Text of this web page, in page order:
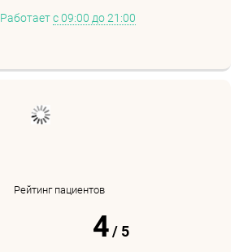
Работает с 09:00 до 21:00
Рейтинг пациентов
4/5